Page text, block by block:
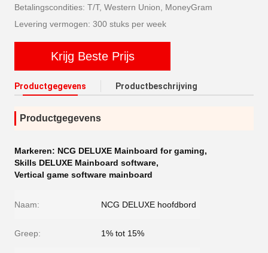
Betalingscondities: T/T, Western Union, MoneyGram
Levering vermogen: 300 stuks per week
Krijg Beste Prijs
Productgegevens Productbeschrijving
Productgegevens
Markeren: NCG DELUXE Mainboard for gaming,
Skills DELUXE Mainboard software,
Vertical game software mainboard
Naam: NCG DELUXE hoofdbord
Greep: 1% tot 15%